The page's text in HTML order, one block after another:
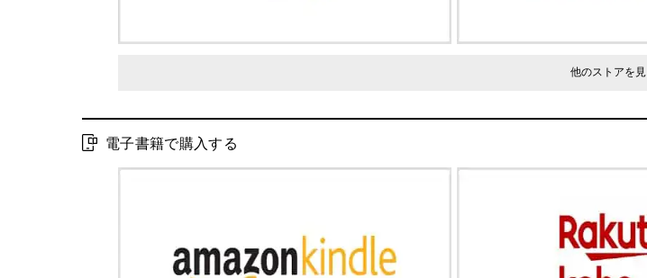
他のストア
電子書籍で購入する